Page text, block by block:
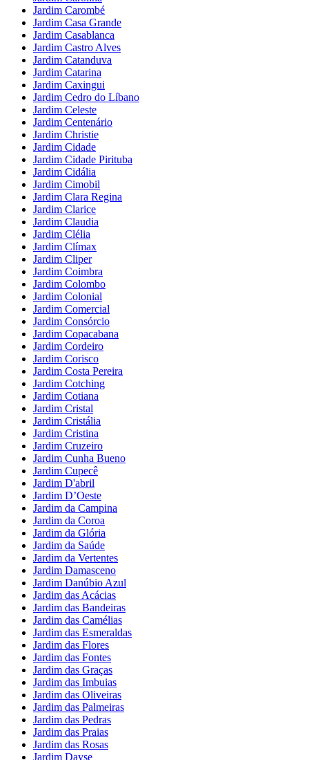
Jardim Carombé
Jardim Casa Grande
Jardim Casablanca
Jardim Castro Alves
Jardim Catanduva
Jardim Catarina
Jardim Caxingui
Jardim Cedro do Líbano
Jardim Celeste
Jardim Centenário
Jardim Christie
Jardim Cidade
Jardim Cidade Pirituba
Jardim Cidália
Jardim Cimobil
Jardim Clara Regina
Jardim Clarice
Jardim Claudia
Jardim Clélia
Jardim Clímax
Jardim Cliper
Jardim Coimbra
Jardim Colombo
Jardim Colonial
Jardim Comercial
Jardim Consórcio
Jardim Copacabana
Jardim Cordeiro
Jardim Corisco
Jardim Costa Pereira
Jardim Cotching
Jardim Cotiana
Jardim Cristal
Jardim Cristália
Jardim Cristina
Jardim Cruzeiro
Jardim Cunha Bueno
Jardim Cupecê
Jardim D'abril
Jardim D’Oeste
Jardim da Campina
Jardim da Coroa
Jardim da Glória
Jardim da Saúde
Jardim da Vertentes
Jardim Damasceno
Jardim Danúbio Azul
Jardim das Acácias
Jardim das Bandeiras
Jardim das Camélias
Jardim das Esmeraldas
Jardim das Flores
Jardim das Fontes
Jardim das Graças
Jardim das Imbuias
Jardim das Oliveiras
Jardim das Palmeiras
Jardim das Pedras
Jardim das Praias
Jardim das Rosas
Jardim Dayse